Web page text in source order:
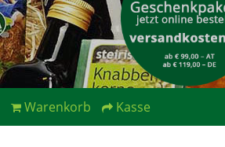
Warenkorb Kasse